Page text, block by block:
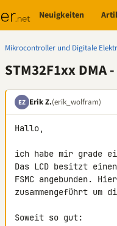
Neuigkeiten
Mikrocontroller und Digitale
STM32F1xx DMA -
EZ Erik Z.(erik_wolfram)
Hallo,
ich habe mir grade
Das LCD besitzt
FSMC angebunden.
zusammengeführt
Soweit so gut: